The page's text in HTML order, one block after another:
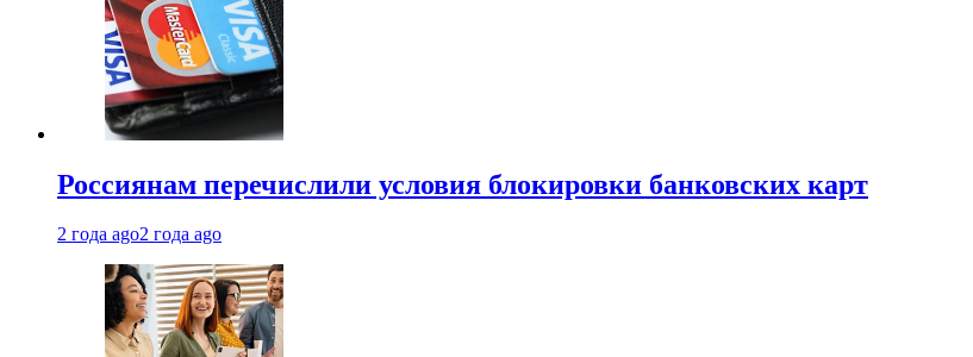
Россиянам перечислили условия блокировки банковских карт
2 года ago2 года ago